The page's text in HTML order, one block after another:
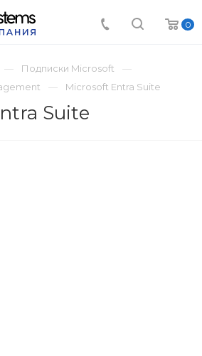
0
Подписки Microsoft
Microsoft Entra Suite
Suite